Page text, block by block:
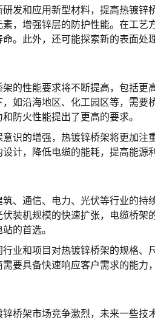
发和应用新型材料，提高热镀
，增强锌层的防护性能。在工
。此外，还可能探索新的表面处
的性能要求将不断提高，包括
如沿海地区、化工园区等，需要
防火性能提出了更高的要求。
识的增强，热镀锌桥架将更加
计，降低电缆的能耗，提高能源
、通信、电力、光伏等行业的
装机规模的快速扩张，电缆桥
的首选。
业和项目对热镀锌桥架的规格
要具备快速响应客户需求的能力
桥架市场竞争激烈，未来一些